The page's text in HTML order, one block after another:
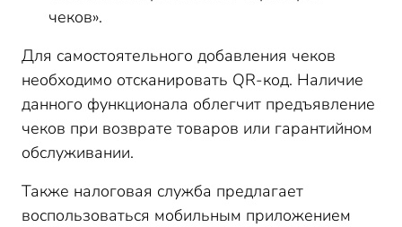
чеков».
Для самостоятельного добавления чеков
необходимо отсканировать QR-код. Наличие
данного функционала облегчит предъявление
чеков при возврате товаров или гарантийном
обслуживании.
Также налоговая служба предлагает
воспользоваться мобильным приложением